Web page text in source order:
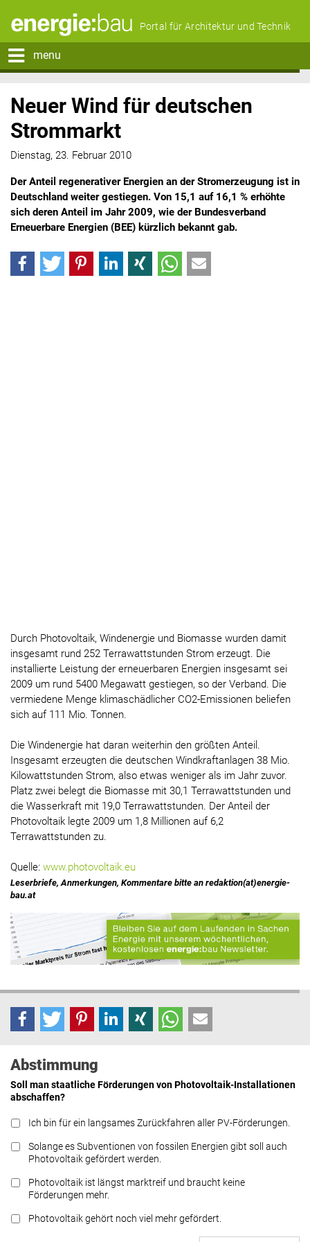
Portal für Architektur und Technik
menu
Neuer Wind für deutschen
Strommarkt
Dienstag, 23. Februar 2010
Der Anteil regenerativer Energien an der Stromerzeugung ist in
Deutschland weiter gestiegen. Von 15,1 auf 16,1 % erhöhte
sich deren Anteil im Jahr 2009, wie der Bundesverband
Erneuerbare Energien (BEE) kürzlich bekannt gab.
Durch Photovoltaik, Windenergie und Biomasse wurden damit
insgesamt rund 252 Terrawattstunden Strom erzeugt. Die
installierte Leistung der erneuerbaren Energien insgesamt sei
2009 um rund 5400 Megawatt gestiegen, so der Verband. Die
vermiedene Menge klimaschädlicher CO2-Emissionen beliefen
sich auf 111 Mio. Tonnen.
Die Windenergie hat daran weiterhin den größten Anteil.
Insgesamt erzeugten die deutschen Windkraftanlagen 38 Mio.
Kilowattstunden Strom, also etwas weniger als im Jahr zuvor.
Platz zwei belegt die Biomasse mit 30,1 Terrawattstunden und
die Wasserkraft mit 19,0 Terrawattstunden. Der Anteil der
Photovoltaik legte 2009 um 1,8 Millionen auf 6,2
Terrawattstunden zu.
Quelle: www.photovoltaik.eu
Leserbriefe, Anmerkungen, Kommentare bitte an redaktion(at)energie-
bau.at
Abstimmung
Soll man staatliche Förderungen von Photovoltaik-Installationen
abschaffen?
Ich bin für ein langsames Zurückfahren aller PV-Förderungen.
Solange es Subventionen von fossilen Energien gibt soll auch
Photovoltaik gefördert werden.
Photovoltaik ist längst marktreif und braucht keine
Förderungen mehr.
Photovoltaik gehört noch viel mehr gefördert.